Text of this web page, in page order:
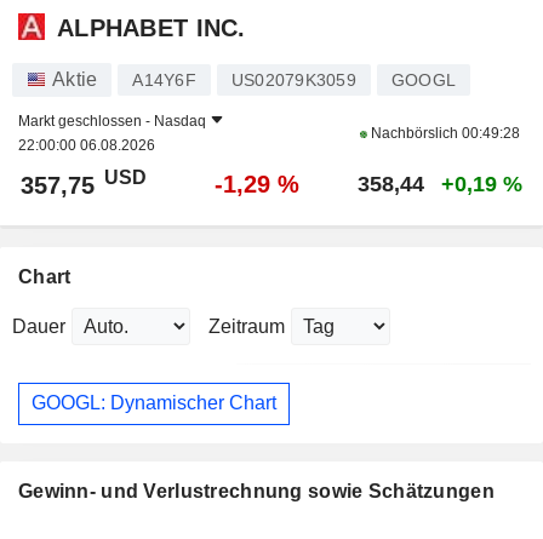
ALPHABET INC.
Aktie A14Y6F US02079K3059 GOOGL
Markt geschlossen - Nasdaq
22:00:00 06.08.2026
Nachbörslich 00:49:28
357,75 USD -1,29 % 358,44 +0,19 %
Chart
Dauer Zeitraum
GOOGL: Dynamischer Chart
Gewinn- und Verlustrechnung sowie Schätzungen